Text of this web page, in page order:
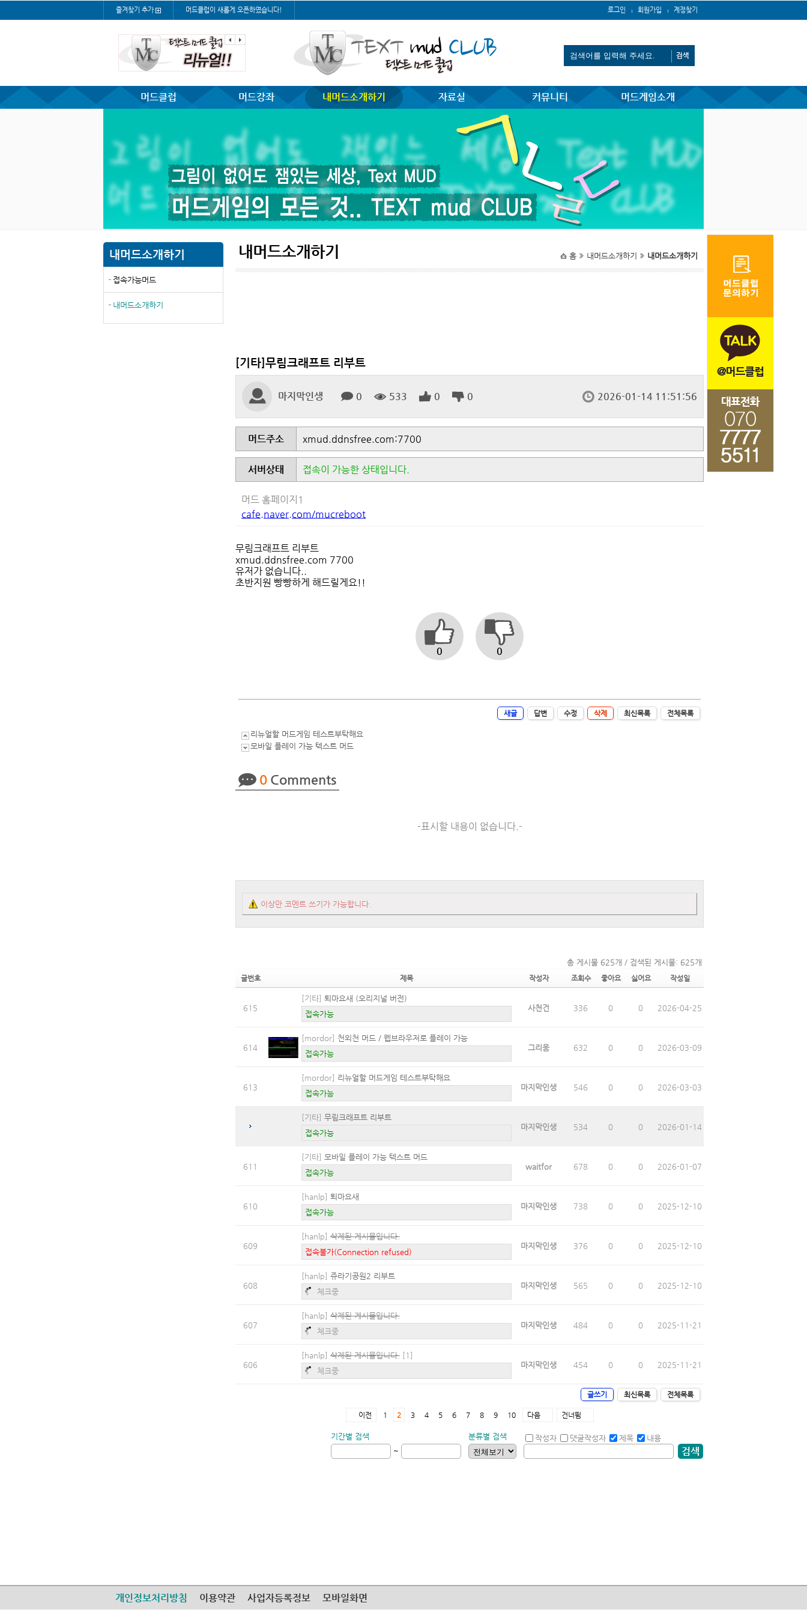
즐겨찾기 추가 머드클럽이 새롭게 오픈하였습니다! 로그인 회원가입 계정찾기
머드클럽 머드강좌 내머드소개하기 자료실 커뮤니티 머드게임소개
내머드소개하기
접속가능머드
내머드소개하기
내머드소개하기 홈 내머드소개하기 내머드소개하기
[기타]무림크래프트 리부트
마지막인생 0 533 0 0 2026-01-14 11:51:56
머드주소 xmud.ddnsfree.com:7700
서버상태 접속이 가능한 상태입니다.
머드 홈페이지1
cafe.naver.com/mucreboot
무림크래프트 리부트
xmud.ddnsfree.com 7700
유저가 없습니다..
초반지원 빵빵하게 해드릴게요!!
0 0
새글 답변 수정 삭제 최신목록 전체목록
리뉴얼할 머드게임 테스트부탁해요
모바일 플레이 가능 텍스트 머드
0 Comments
-표시할 내용이 없습니다.-
이상만 코멘트 쓰기가 가능합니다.
총 게시물 625개 / 검색된 게시물: 625개
글번호 제목 작성자 조회수 좋아요 싫어요 작성일
615
[기타] 퇴마요새 (오리지널 버전)
접속가능
사천건 336 0 0 2026-04-25
614
[mordor] 천외천 머드 / 웹브라우저로 플레이 가능
접속가능
그리움 632 0 0 2026-03-09
613
[mordor] 리뉴얼할 머드게임 테스트부탁해요
접속가능
마지막인생 546 0 0 2026-03-03
[기타] 무림크래프트 리부트
접속가능
마지막인생 534 0 0 2026-01-14
611
[기타] 모바일 플레이 가능 텍스트 머드
접속가능
waitfor 678 0 0 2026-01-07
610
[hanlp] 퇴마요새
접속가능
마지막인생 738 0 0 2025-12-10
609
[hanlp] 삭제된 게시물입니다.
접속불가(Connection refused)
마지막인생 376 0 0 2025-12-10
608
[hanlp] 쥬라기공원2 리부트
접속가능
마지막인생 565 0 0 2025-12-10
607
[hanlp] 삭제된 게시물입니다.
체크중
마지막인생 484 0 0 2025-11-21
606
[hanlp] 삭제된 게시물입니다. [1]
체크중
마지막인생 454 0 0 2025-11-21
글쓰기 최신목록 전체목록
이전 1 2 3 4 5 6 7 8 9 10 다음 건너뜀
기간별 검색
~
분류별 검색 작성자 댓글작성자 제목 내용
검색
개인정보처리방침 이용약관 사업자등록정보 모바일화면